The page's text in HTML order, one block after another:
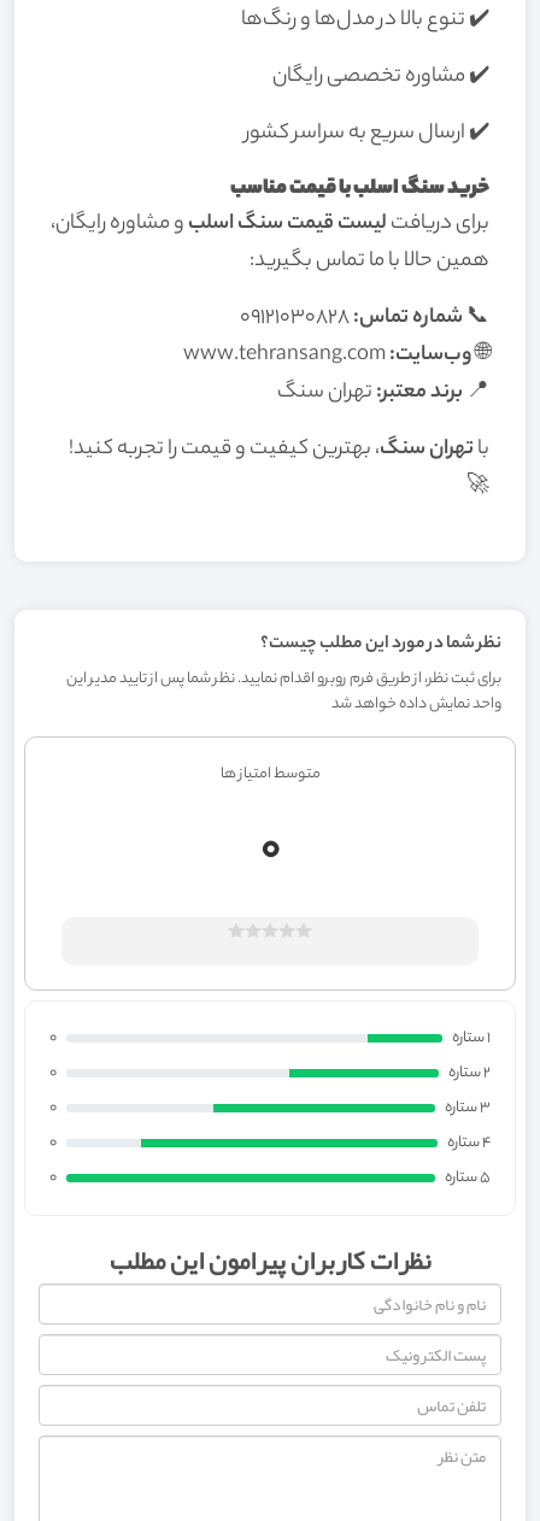
✔️ تنوع بالا در مدل‌ها و رنگ‌ها
✔️ مشاوره تخصصی رایگان
✔️ ارسال سریع به سراسر کشور
خرید سنگ اسلب با قیمت مناسب
برای دریافتلیست قیمت سنگ اسلبو مشاوره رایگان،
همین حالا با ما تماس بگیرید:
📞 شماره تماس:
🌐وب‌سایت:www.tehransang.com
📍 برند معتبر:تهران سنگ
باتهران سنگ، بهترین کیفیت و قیمت را تجربه کنید!
🚀
نظر شما در مورد این مطلب چیست؟
برای ثبت نظر، از طریق فرم روبرو اقدام نمایید. نظر شما پس از تایید مدیر این
واحد نمایش داده خواهد شد
متوسط امتیاز ها
0
1 ستاره
0
2 ستاره
0
3 ستاره
0
4 ستاره
0
5 ستاره
0
نظرات کاربران پیرامون این مطلب